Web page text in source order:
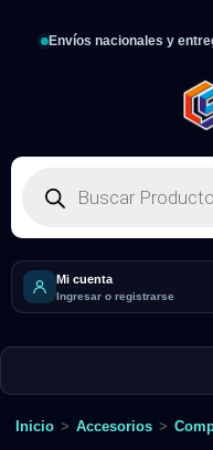
Envíos nacionales y
Mi cuenta
Ingresar o registrarse
Inicio > Accesorios >